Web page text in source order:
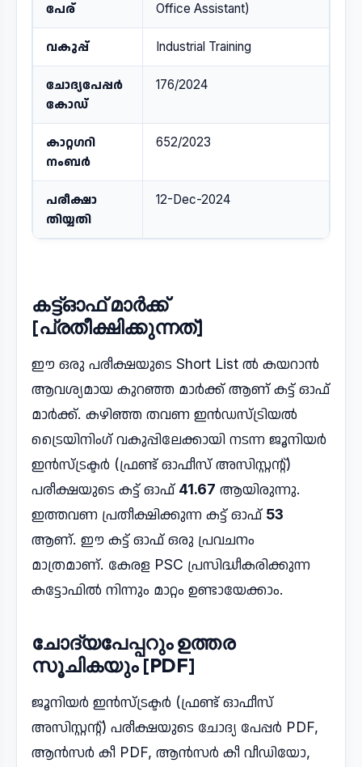
പേര്
Office Assistant)
വകുപ്പ് Industrial Training
ചോദ്യപേപ്പർ
കോഡ്
176/2024
കാറ്റഗറി
നംബർ
652/2023
പരീക്ഷാ
തിയ്യതി
12-Dec-2024
കട്ട്ഓഫ് മാർക്ക്
[പ്രതീക്ഷിക്കുന്നത്]
ഈ ഒരു പരീക്ഷയുടെ Short List ൽ കയറാൻ
ആവശ്യമായ കുറഞ്ഞ മാർക്ക് ആണ് കട്ട് ഓഫ്
മാർക്ക്. കഴിഞ്ഞ തവണ ഇൻഡസ്ട്രിയൽ
ട്രൈയിനിംഗ് വകുപ്പിലേക്കായി നടന്ന ജൂനിയർ
ഇൻസ്ട്രക്ടർ (ഫ്രണ്ട് ഓഫീസ് അസിസ്റ്റന്റ്)
പരീക്ഷയുടെ കട്ട് ഓഫ് 41.67 ആയിരുന്നു.
ഇത്തവണ പ്രതീക്ഷിക്കുന്ന കട്ട് ഓഫ് 53
ആണ്. ഈ കട്ട് ഓഫ് ഒരു പ്രവചനം
മാത്രമാണ്. കേരള PSC പ്രസിദ്ധീകരിക്കുന്ന
കട്ടോഫിൽ നിന്നും മാറ്റം ഉണ്ടായേക്കാം.
ചോദ്യപേപ്പറും ഉത്തര
സൂചികയും [PDF]
ജൂനിയർ ഇൻസ്ട്രക്ടർ (ഫ്രണ്ട് ഓഫീസ്
അസിസ്റ്റന്റ്) പരീക്ഷയുടെ ചോദ്യ പേപ്പർ PDF,
ആൻസർ കീ PDF, ആൻസർ കീ വീഡിയോ,